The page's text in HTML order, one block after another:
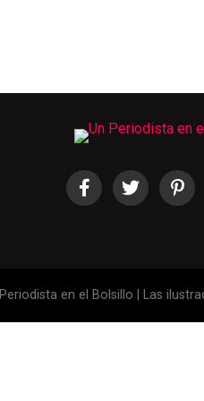
en el Bolsillo | Las